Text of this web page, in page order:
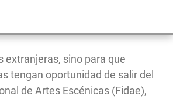
extranjeras, sino para que
tengan oportunidad de salir del
de Artes Escénicas (Fidae),